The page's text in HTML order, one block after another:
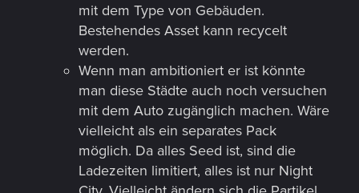
mit dem Type von Gebäuden.
Bestehendes Asset kann recycelt
werden.
Wenn man ambitioniert er ist könnte
man diese Städte auch noch versuchen
mit dem Auto zugänglich machen. Wäre
vielleicht als ein separates Pack
möglich. Da alles Seed ist, sind die
Ladezeiten limitiert, alles ist nur Night